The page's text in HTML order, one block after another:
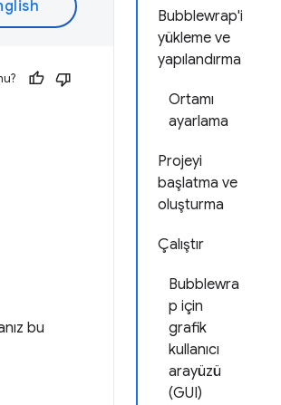
Bubblewrap'i
yükleme ve
yapılandırma
Ortamı
ayarlama
Projeyi
başlatma ve
oluşturma
Çalıştır
Bubblewra
p için
grafik
kullanıcı
arayüzü
(GUI)
bu